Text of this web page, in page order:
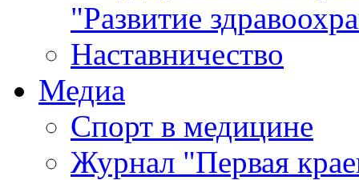
"Развитие
Наставничество
Медиа
Спорт в медицине
Журнал "Первая